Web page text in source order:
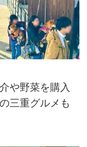
や野菜を購入
三重グルメも